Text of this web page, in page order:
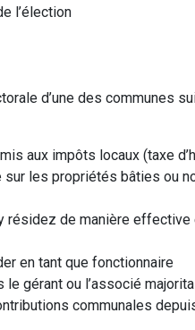
l’élection
d’une des communes
aux impôts locaux (taxe
les propriétés bâties ou
résidez de manière effective
en tant que fonctionnaire
gérant ou l’associé
communales